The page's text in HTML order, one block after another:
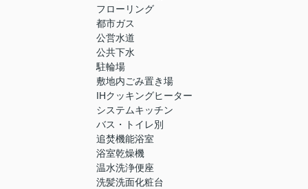
フローリング
都市ガス
公営水道
公共下水
駐輪場
敷地内ごみ置き場
IHクッキングヒーター
システムキッチン
バス・トイレ別
追焚機能浴室
浴室乾燥機
温水洗浄便座
洗髪洗面化粧台